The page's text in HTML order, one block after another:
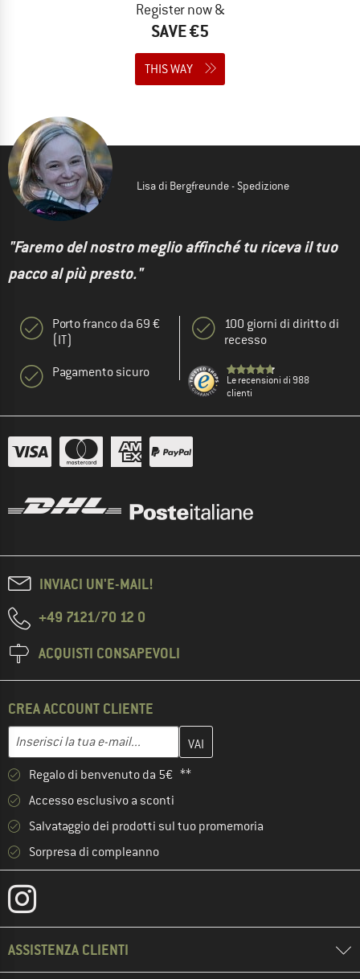
Register now &
SAVE €5
THIS WAY
Lisa di Bergfreunde - Spedizione
"Faremo del nostro meglio affinché tu riceva il tuo
pacco al più presto."
Porto franco da 69 €
(IT)
Pagamento sicuro
100 giorni di diritto di
recesso
Le recensioni di 988
clienti
INVIACI UN'E-MAIL!
+49 7121/70 12 0
ACQUISTI CONSAPEVOLI
CREA ACCOUNT CLIENTE
Indirizzo e-mail
Inserisci qui il tuo indirizzo e-mail e crea il tuo account cliente
Regalo di benvenuto da 5€ **
Accesso esclusivo a sconti
Salvataggio dei prodotti sul tuo promemoria
Sorpresa di compleanno
ASSISTENZA CLIENTI